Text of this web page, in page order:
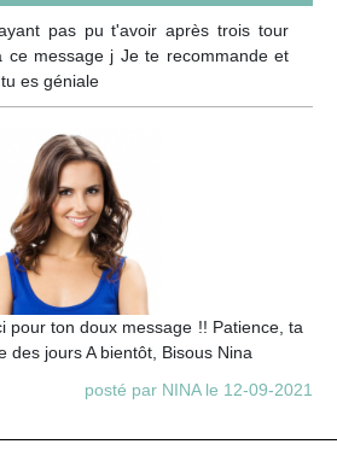
pas pu t'avoir après trois tour
ce message j Je te recommande et
es géniale
pour ton doux message !! Patience, ta
des jours A bientôt, Bisous Nina
posté par NINA le 12-09-2021